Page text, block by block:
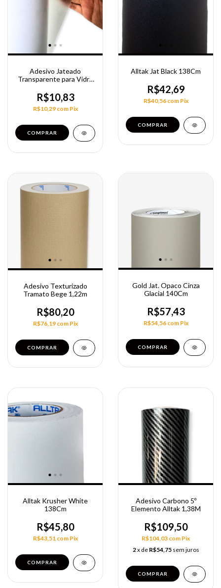
Adesivo Jateado
Transparente para Vidro
R$10,83
R$10,29 com Pix
COMPRAR
Alltak Jat Black 138Cm
R$42,69
R$40,56 com Pix
COMPRAR
Adesivo Texturizado
Tramato Bege 1,22m
R$80,20
R$76,19 com Pix
COMPRAR
Gold Jat. Opaco Cinza
Glacial 140Cm
R$57,43
R$54,56 com Pix
COMPRAR
Alltak Krusher White
138Cm
R$45,80
R$43,51 com Pix
COMPRAR
Adesivo Carbono 5º
Elemento Alltak 1,38M
R$109,50
R$104,03 com Pix
2x de R$54,75 sem juros
COMPRAR